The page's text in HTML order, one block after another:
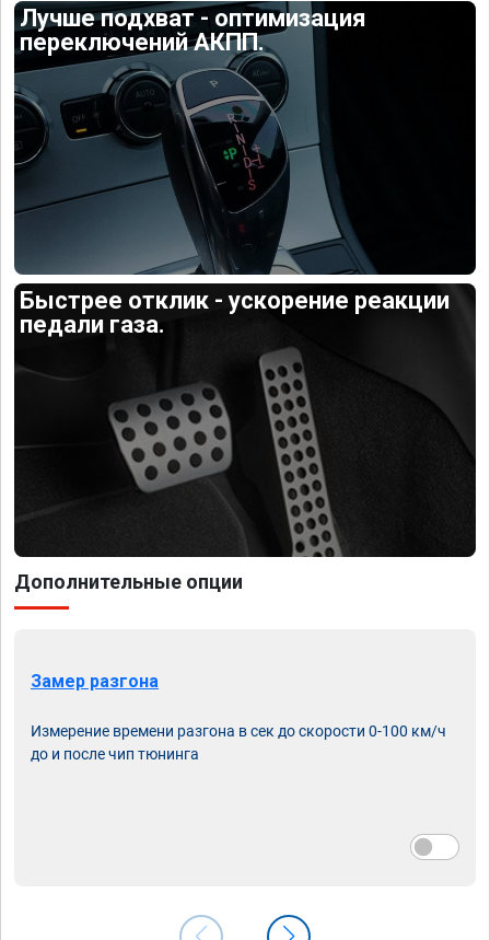
Лучше подхват - оптимизация
переключений АКПП.
Быстрее отклик - ускорение реакции
педали газа.
Дополнительные опции
Замер разгона
Измерение времени разгона в сек до скорости 0-100 км/ч
до и после чип тюнинга